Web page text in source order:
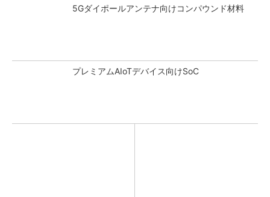
5Gダイポールアンテナ向けコンパウンド材料
プレミアムAIoTデバイス向けSoC